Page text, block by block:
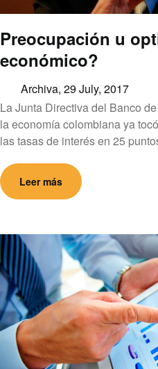
Preocupación u
económico?
Archiva, 29 July, 2017
La Junta Directiva del Banco
la economía colombiana ya
las tasas de interés en 25
Leer más